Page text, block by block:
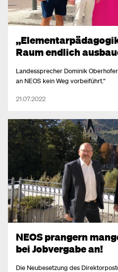
Raum endlich
Landessprecher Dominik
an NEOS kein Weg vorbeiführt.“
21.07.2022
NEOS prangern
bei Jobvergabe an!
Die Neubesetzung des